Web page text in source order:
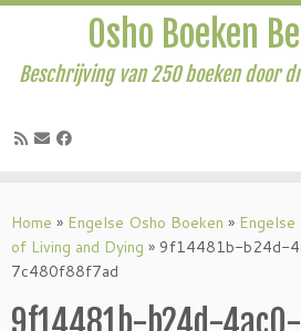
naar
inhoud
Osho Boeken
Beschrijving van 250 boeken door
Home » Engelse Osho Boeken »
of Living and Dying » 9f14481b-b24d-
7c480f88f7ad